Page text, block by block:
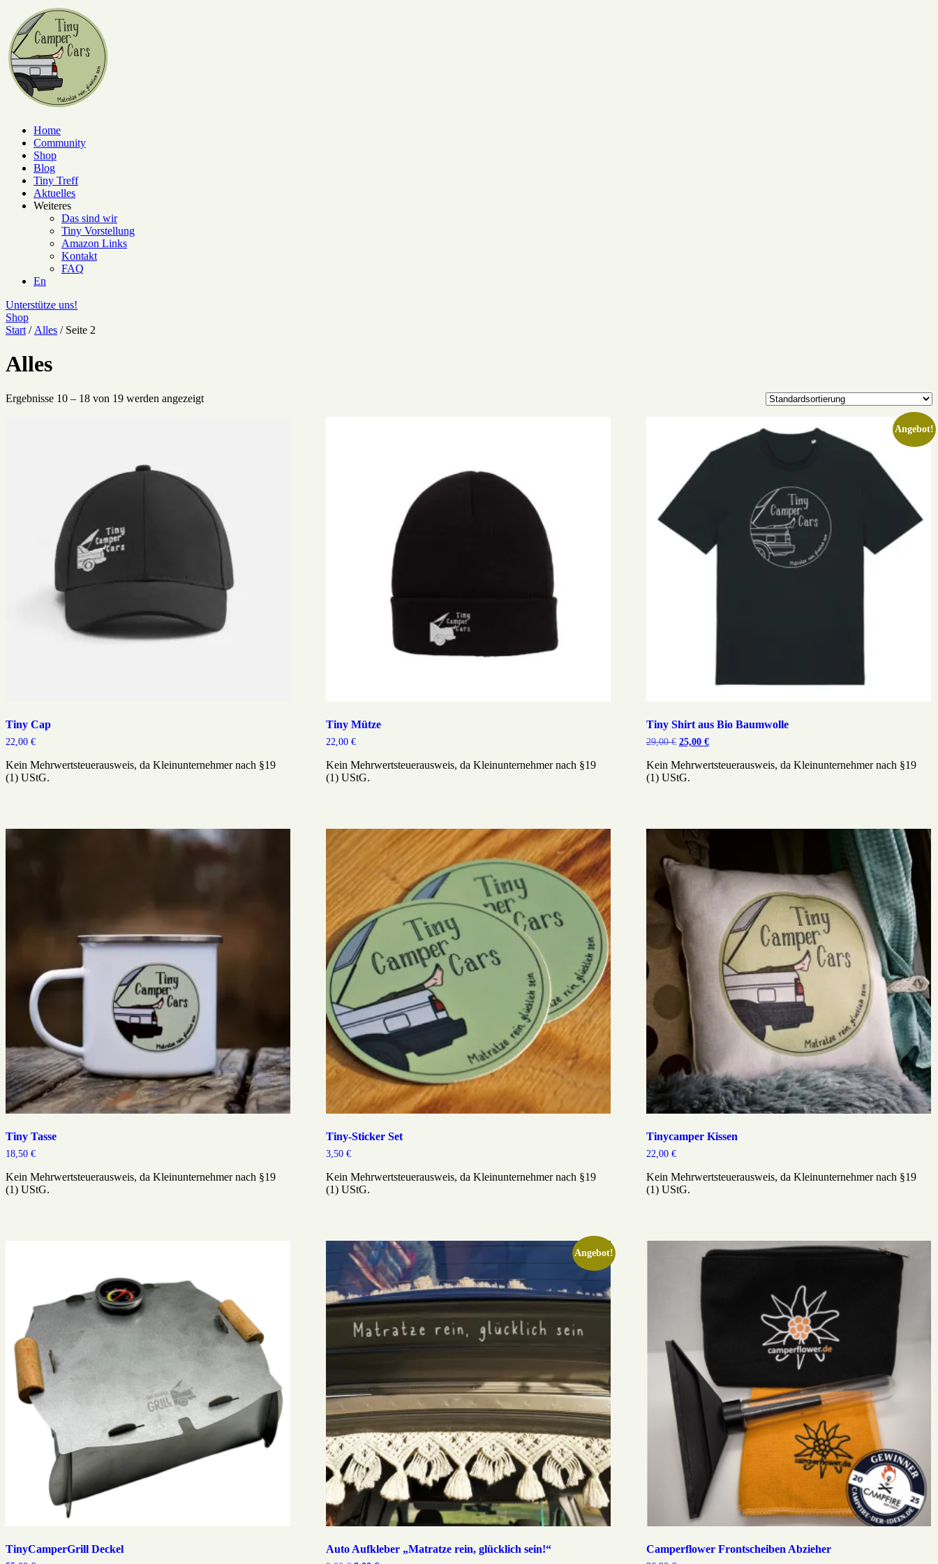
Home
Community
Shop
Blog
Tiny Treff
Aktuelles
Weiteres
Das sind wir
Tiny Vorstellung
Amazon Links
Kontakt
FAQ
En
Unterstütze uns!
Shop
Start / Alles / Seite 2
Alles
Ergebnisse 10 – 18 von 19 werden angezeigt
Tiny Cap
22,00 €
Kein Mehrwertsteuerausweis, da Kleinunternehmer nach §19
(1) UStG.
Tiny Mütze
22,00 €
Kein Mehrwertsteuerausweis, da Kleinunternehmer nach §19
(1) UStG.
Angebot!
Tiny Shirt aus Bio Baumwolle
29,00€ Ursprünglicher
war:
29,00 €
25,00 €Aktueller
ist:
Kein Mehrwertsteuerausweis, da Kleinunternehmer nach §19
(1) UStG.
Tiny Tasse
18,50 €
Kein Mehrwertsteuerausweis, da Kleinunternehmer nach §19
(1) UStG.
Tiny-Sticker Set
3,50 €
Kein Mehrwertsteuerausweis, da Kleinunternehmer nach §19
(1) UStG.
Tinycamper Kissen
22,00 €
Kein Mehrwertsteuerausweis, da Kleinunternehmer nach §19
(1) UStG.
TinyCamperGrill Deckel
Angebot!
Auto Aufkleber „Matratze rein, glücklich sein!“ Camperflower Frontscheiben Abzieher